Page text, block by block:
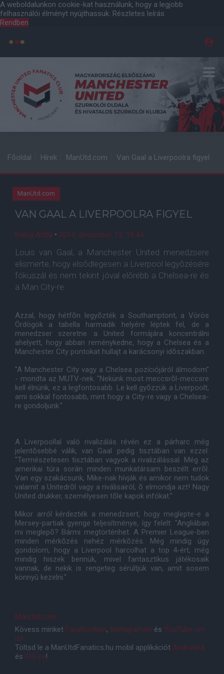
A weboldalunkon cookie-kat használunk, hogy a legjobb
felhasználói élményt nyújthassuk. Részletes leírás
Rendben
Főoldal Hírek ManUtd.com Van Gaal a Liverpoolra figyel
ManUtd.com
VAN GAAL A LIVERPOOLRA FIGYEL
Balog Attila • 2014. december. 12. 19:44
Louis van Gaal, a Manchester United menedzsere
elismerte, hogy elsõdlegesen a Liverpool legyõzésére
fókuszál és nem tekint jóval elõrébb a Chelsea-re és
a Man City-re.
Azzal, hogy hétfõn legyõzték a Southamptont, a Vörös
Ördögök a tabella harmadik helyére léptek fel, de a
menedzser szeretne a United formájára koncentrálni
ahelyett, hogy abban reménykedne, hogy a Chelsea és a
Manchester City pontokat hullajt a karácsonyi idõszakban.
"A Manchester City vagy a Chelsea pozíciójáról álmodom"
- mondta az MUTV-nek. "Nekünk most meccsrõl-meccsre
kell élnünk, ez a legfontosabb. Le kell gyõzzük a Liverpoolt,
ami sokkal fontosabb, mint hogy a City-re vagy a Chelsea-
re gondoljunk."
A Liverpoollal való rivalizálás révén ez a párharc még
jelentõsebbé válik, van Gaal pedig tisztában van ezzel:
"Természetesen tisztában vagyok a rivalizálással. Még az
amerikai túra során minden munkatársam beszélt errõl.
Van egy szakácsunk, Mike-nak hívják és amikor nem tudok
valamit a Unitedrõl vagy a riválisairól, õ elmondja azt! Nagy
United drukker, személyesen tõle kapok infókat."
Mikor arról kérdezték a menedzsert, hogy meglepte-e a
Mersey-partiak gyenge teljesítménye, így felelt: "Angliában
mi meglepõ? Bármi megtörténhet. A Premier League-ben
minden mérkõzés nehéz mérkõzés. Még mindig úgy
gondolom, hogy a Liverpool harcolhat a top 4-ért, még
mindig hiszek bennük, mivel fantasztikus játékosaik
vannak, de nekik is rengeteg sérültjük van, amit sosem
könnyû kezelni."
ManUtd.com
Kövess minket Facebookon, Instagramon és YouTube-on
is!
Töltsd le a ManUtdFanatics.hu mobil applikációt Androidra
és iOS-re!